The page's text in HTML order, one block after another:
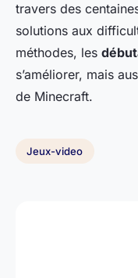
travers des
solutions aux
méthodes, les
s’améliorer, mais
de Minecraft.
Jeux-video